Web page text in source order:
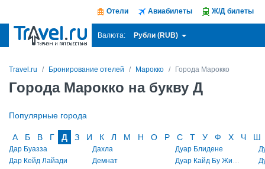
Отели Авиабилеты Ж/Д билеты
Валюта: Рубли (RUB)
Travel.ru Бронирование отелей Марокко Города Марокко
Города Марокко на букву Д
Популярные города
А Б В Г Д З И К Л М Н О Р С Т У Ф Х Ч Ш
Дар Буазза
Дар Кейд Лайади
Дахла
Демнат
Дуар Блидене
Дуар Кайд Бу Жилали